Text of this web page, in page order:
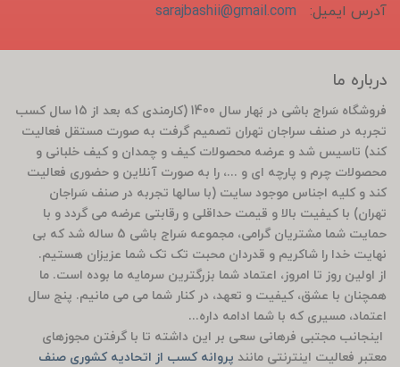
آدرس ایمیل:
sarajbashii@gmail.com
درباره ما
فروشگاه سَراج باشی در بَهار سال 1400 (کارمندی که بعد از 15 سال کسب
تجربه در صنف سراجان تهران تصمیم گرفت به صورت مستقل فعالیت
کند) تاسیس شد و عرضه محصولات کیف و چمدان و کیف خلبانی و
محصولات چرم و پارچه ای و ...، را به صورت آنلاین و حضوری فعالیت
کند و کلیه اجناس موجود سایت (با سالها تجربه در صنف سَراجان
تهران) با کیفیت بالا و قیمت حداقلی و رقابتی عرضه می گردد و با
حمایت شما مشتریان گرامی، مجموعه سَراج باشی 5 ساله شد که بی
نهایت خدا را شاکریم و قدردان محبت تک تک شما عزیزان هستیم.
از اولین روز تا امروز، اعتماد شما بزرگترین سرمایه ما بوده است. ما
همچنان با عشق، کیفیت و تعهد، در کنار شما می می مانیم. پنج سال
اعتماد، مسیری که با شما ادامه داره...
اینجانب مجتبی فرهانی سعی بر این داشته تا با گرفتن مجوزهای
معتبر فعالیت اینترنتی مانند پروانه کسب از اتحادیه کشوری صنف